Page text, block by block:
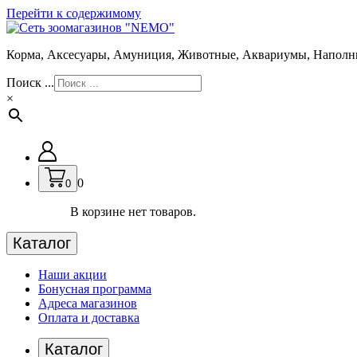
Перейти к содержимому
Корма, Аксесуары, Амуниция, Животные, Аквариумы,
Поиск ...
×
0 0
В корзине нет товаров.
Каталог
Наши акции
Бонусная программа
Адреса магазинов
Оплата и доставка
Каталог